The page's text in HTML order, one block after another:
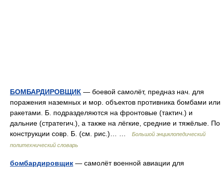
БОМБАРДИРОВЩИК — боевой самолёт, предназ нач. для
поражения наземных и мор. объектов противника бомбами или
ракетами. Б. подразделяются на фронтовые (тактич.) и
дальние (стратегич.), а также на лёгкие, средние и тяжёлые. По
конструкции совр. Б. (см. рис.)… …
Большой энциклопедический
политехнический словарь
бомбардировщик — самолёт военной авиации для